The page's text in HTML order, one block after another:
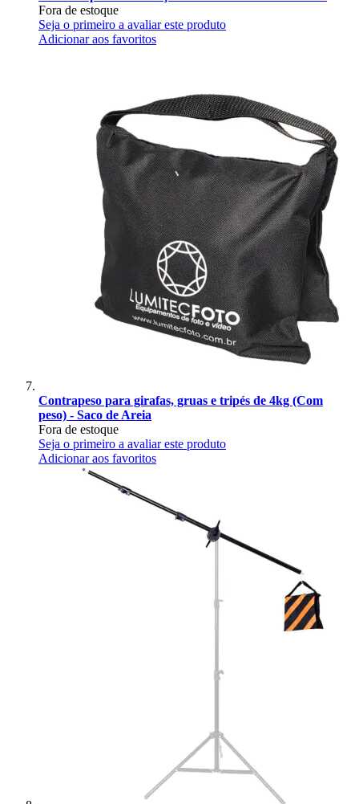
Fora de estoque
Seja o primeiro a avaliar este produto
Adicionar aos favoritos
Contrapeso para girafas, gruas e tripés de 4kg (Com
peso) - Saco de Areia
Fora de estoque
Seja o primeiro a avaliar este produto
Adicionar aos favoritos